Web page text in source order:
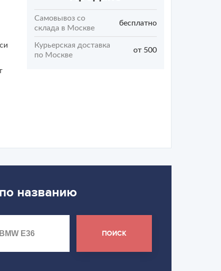
Самовывоз со
склада в Москве
бесплатно
Курьерская доставка
по Москве
от 500
названию
ПОИСК